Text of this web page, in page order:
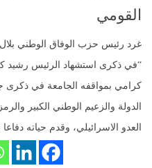
القومي
غرد رئيس حزب الوفاق الوطني
“في ذكرى استشهاد الرئيس رشيد
كرامي بمواقفه الجامعة في ذكرى
الدولة والزعيم الوطني الكبير
العدو الاسرائيلي، وقدم حياته